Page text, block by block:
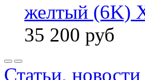
желтый (6K)
35 200 руб
Статьи,